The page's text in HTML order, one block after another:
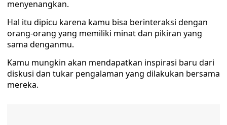
menyenangkan.
Hal itu dipicu karena kamu bisa berinteraksi dengan
orang-orang yang memiliki minat dan pikiran yang
sama denganmu.
Kamu mungkin akan mendapatkan inspirasi baru dari
diskusi dan tukar pengalaman yang dilakukan bersama
mereka.